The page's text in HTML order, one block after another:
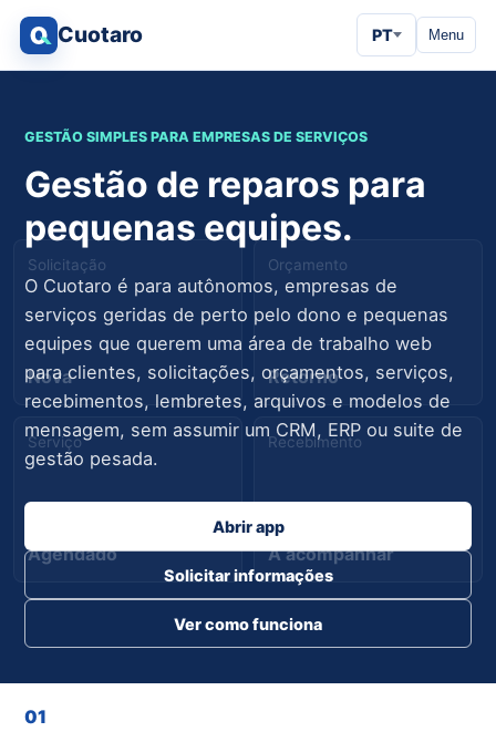
Cuotaro PT Menu
Solicitação
Nova
Orçamento
Retorno
Serviço
Agendado
Recebimento
A acompanhar
GESTÃO SIMPLES PARA EMPRESAS DE SERVIÇOS
Gestão de reparos para
pequenas equipes.
O Cuotaro é para autônomos, empresas de
serviços geridas de perto pelo dono e pequenas
equipes que querem uma área de trabalho web
para clientes, solicitações, orçamentos, serviços,
recebimentos, lembretes, arquivos e modelos de
mensagem, sem assumir um CRM, ERP ou suite de
gestão pesada.
Abrir app
Solicitar informações
Ver como funciona
01